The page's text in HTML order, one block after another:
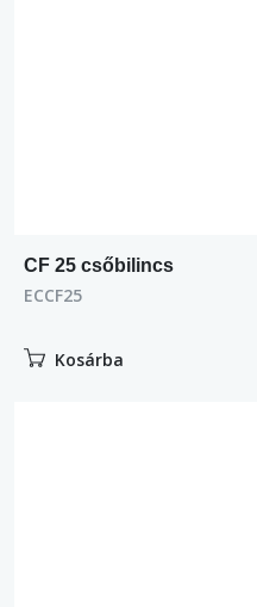
CF 25 csőbilincs
ECCF25
Kosárba